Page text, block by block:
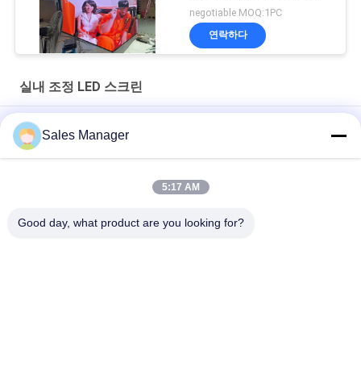
negotiable MOQ:1PC
연락하다
실내 조정 LED 스크린
640 x 480mm 알루미늄 캐비닛이 있는 P1.667 실내 led 디스플레
이 화면Sales Manager
5:17 AM
Good day, what product are you looking for?